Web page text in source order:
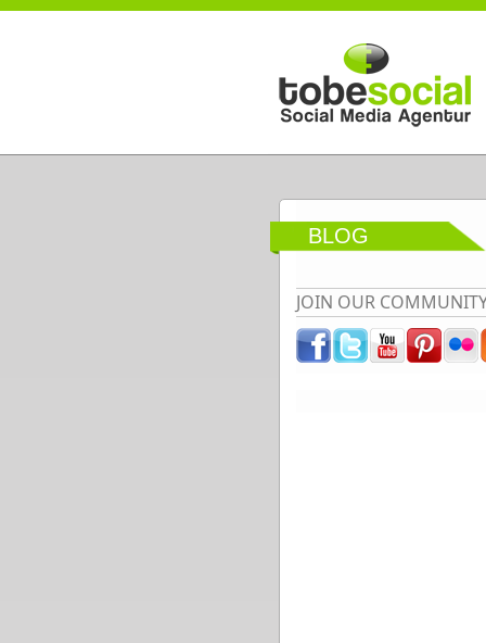
Direkt zum Inhalt
BLOG
JOIN OUR